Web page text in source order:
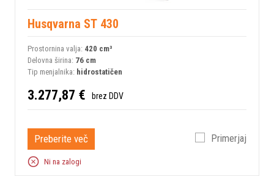
Husqvarna ST 430
Prostornina valja: 420 сm³
Delovna širina: 76 cm
Tip menjalnika: hidrostatičen
3.277,87 € brez DDV
Preberite več Primerjaj
Ni na zalogi